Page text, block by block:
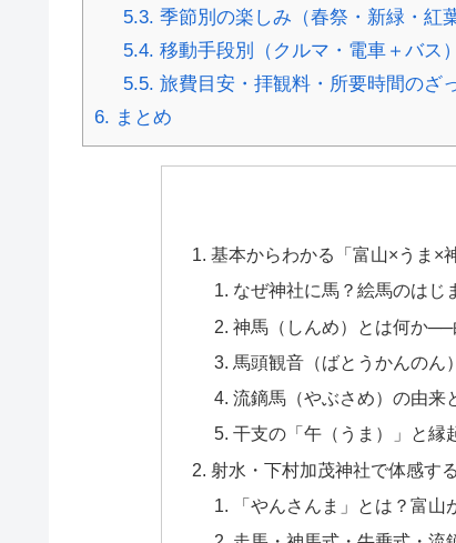
5.3. 季節別の楽しみ（春祭・新緑・紅
5.4. 移動手段別（クルマ・電車＋バス
5.5. 旅費目安・拝観料・所要時間のざ
6. まとめ
基本からわかる「富山×うま×
なぜ神社に馬？絵馬のはじ
神馬（しんめ）とは何か
馬頭観音（ばとうかんのん
流鏑馬（やぶさめ）の由来
干支の「午（うま）」と縁
射水・下村加茂神社で体感す
「やんさんま」とは？富